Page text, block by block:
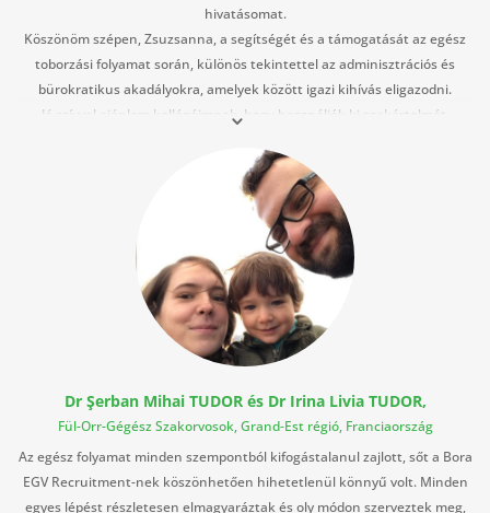
hivatásomat.
Köszönöm szépen, Zsuzsanna, a segítségét és a támogatását az egész
toborzási folyamat során, különös tekintettel az adminisztrációs és
bürokratikus akadályokra, amelyek között igazi kihívás eligazodni.
Jó szívvel ajánlom kollégáimnak, hogy használják ki szakértelmét,
Dr Şerban Mihai TUDOR és Dr Irina Livia TUDOR,
Fül-Orr-Gégész Szakorvosok, Grand-Est régió, Franciaország
Az egész folyamat minden szempontból kifogástalanul zajlott, sőt a Bora
EGV Recruitment-nek köszönhetően hihetetlenül könnyű volt. Minden
egyes lépést részletesen elmagyaráztak és oly módon szerveztek meg,